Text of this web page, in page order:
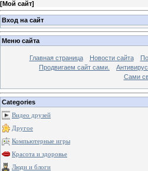
[Мой сайт]
Вход на сайт
Меню сайта
Главная страница Новости сайта
Продвигаем сайт сами.
Сами
Categories
Видео друзей
Другое
Компьютерные игры
Красота и здоровье
Люди и блоги